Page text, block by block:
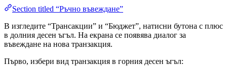
Section titled “Ръчно въвеждане”
В изгледите “Трансакции” и “Бюджет”, натисни бутона с плюс
в долния десен ъгъл. На екрана се появява диалог за
въвеждане на нова транзакция.
Първо, избери вид транзакция в горния десен ъгъл: